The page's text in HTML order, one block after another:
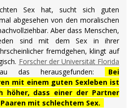
Sex hat, sucht sich guten
abgesehen von den moralischen
Aber dass Menschen,
sind mit dem Sex in ihrer
fremdgehen, klingt auf
Forscher der Universität Florida
das herausgefunden:
Bei
mit einem guten Sexleben ist
höher, dass einer der Partner
mit schlechtem Sex.